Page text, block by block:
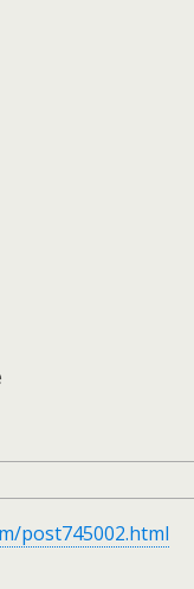
post745002.html